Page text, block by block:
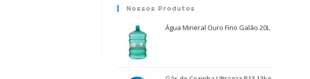
Nossos Produtos
Água Mineral Ouro Fino Galão 20L